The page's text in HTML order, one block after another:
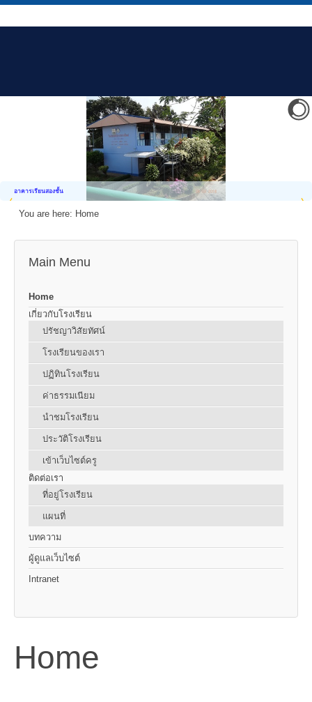
อาคารเรียนสองชั้น
You are here: Home
Main Menu
Home
เกี่ยวกับโรงเรียน
ปรัชญาวิสัยทัศน์
โรงเรียนของเรา
ปฏิทินโรงเรียน
ค่าธรรมเนียม
นำชมโรงเรียน
ประวัติโรงเรียน
เข้าเว็บไซต์ครู
ติดต่อเรา
ที่อยู่โรงเรียน
แผนที่
บทความ
ผู้ดูแลเว็บไซต์
Intranet
Home